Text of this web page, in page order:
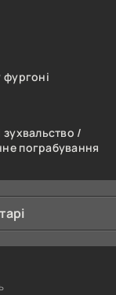
фургоні
зухвальство /
пограбування